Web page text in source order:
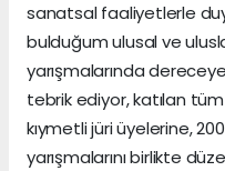
sanatsal faaliyetlerle
bulduğum ulusal ve
yarışmalarında
tebrik ediyor, katılan
kıymetli jüri üyelerine,
yarışmalarını birlikte